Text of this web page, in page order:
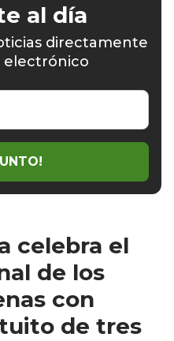
al día
directamente
celebra el
de los
con
de tres